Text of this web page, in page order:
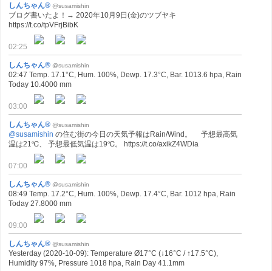
しんちゃん® @susamishin
ブログ書いたよ！→ 2020年10月9日(金)のツブヤキ
https://t.co/tpVFrjBibK
02:25
しんちゃん® @susamishin
02:47 Temp. 17.1°C, Hum. 100%, Dewp. 17.3°C, Bar. 1013.6 hpa, Rain
Today 10.4000 mm
03:00
しんちゃん® @susamishin
@susamishin の住む街の今日の天気予報はRain/Wind。 予想最高気
温は21℃、 予想最低気温は19℃。 https://t.co/axikZ4WDia
07:00
しんちゃん® @susamishin
08:49 Temp. 17.2°C, Hum. 100%, Dewp. 17.4°C, Bar. 1012 hpa, Rain
Today 27.8000 mm
09:00
しんちゃん® @susamishin
Yesterday (2020-10-09): Temperature Ø17°C (↓16°C / ↑17.5°C),
Humidity 97%, Pressure 1018 hpa, Rain Day 41.1mm